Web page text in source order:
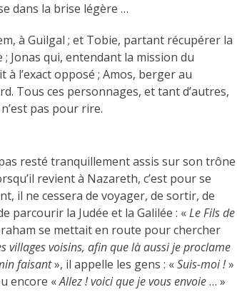
dans la brise légère …
à Guilgal ; et Tobie, partant récupérer la
Jonas qui, entendant la mission du
l’exact opposé ; Amos, berger au
Tous ces personnages, et tant d’autres,
pas pour rire.
resté tranquillement assis sur son trône
revient à Nazareth, c’est pour se
il ne cessera de voyager, de sortir, de
parcourir la Judée et la Galilée : «Le Fils de
se mettait en route pour chercher
villages voisins, afin que là aussi je proclame
faisant», il appelle les gens : «Suis-moi !»
encore «Allez ! voici que je vous envoie… »